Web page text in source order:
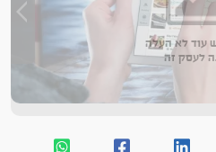
עוד לא העלה
לעסק זה